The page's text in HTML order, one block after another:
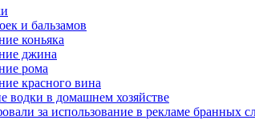
и бальзамов
коньяка
джина
рома
красного вина
водки в домашнем хозяйстве
за использование в рекламе бранных